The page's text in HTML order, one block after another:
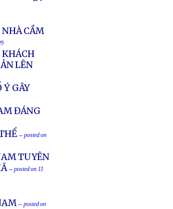
NHÀ CẦM
KHÁCH
LÊN
Ý GÂY
ĐÁNG
-- posted on
TUYÊN
-- posted on 11
-- posted on